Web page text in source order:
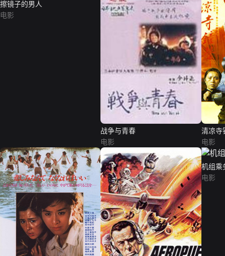
擦镜子的男人
电影
战争与青春
电影
清凉寺
电影
机组乘
电影